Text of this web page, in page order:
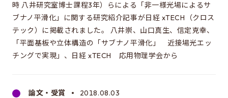
時 八井研究室博士課程3年）らによる「非一様光場によるサ
ブナノ平滑化」に関する研究紹介記事が日経 xTECH（クロス
テック）に掲載されました。 八井崇、山口真生、信定克幸、
「平面基板や立体構造の「サブナノ平滑化」 近接場光エッ
チングで実現」、日経 xTECH 応用物理学会から
論文・受賞
2018.08.03